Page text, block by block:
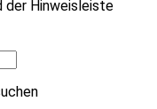
der Hinweisleiste